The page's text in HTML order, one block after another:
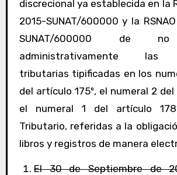
discrecional ya establecida en la
2015-SUNAT/600000 y la
SUNAT/600000 de no
administrativamente las
tributarias tipificadas en los
del artículo 175º, el numeral 2 del
el numeral 1 del artículo
Tributario, referidas a la
libros y registros de manera
El 30 de Septiembre de